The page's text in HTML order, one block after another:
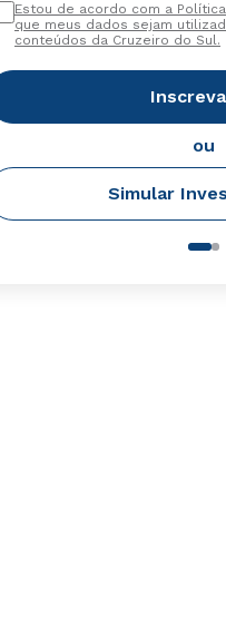
Estou de acordo com a
que meus dados sejam
conteúdos da Cruzeiro do Sul.
ou
Simular